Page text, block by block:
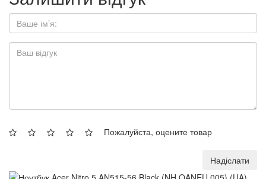
Пожалуйста, оцените товар
Надіслати